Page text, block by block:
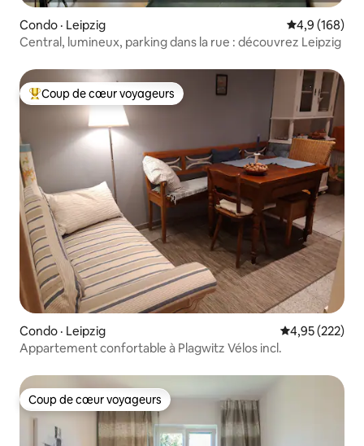
Condo · Leipzig Note
4,9 (168)
Central, lumineux, parking dans la rue : découvrez Leipzig
Coup de cœur voyageurs parmi les plus aimés
Coup de cœur voyageurs
Condo · Leipzig Note
4,95 (222)
Appartement confortable à Plagwitz Vélos incl.
Coup de cœur voyageurs
Coup de cœur voyageurs